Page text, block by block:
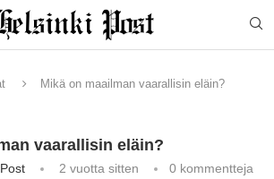
Mikä on maailman vaarallisin eläin?
vaarallisin eläin?
2 vuotta sitten 0 kommentteja